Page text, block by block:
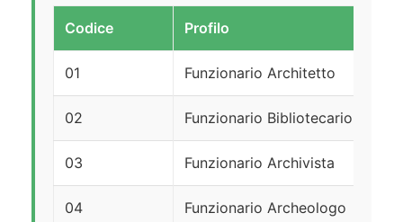
Codice Profilo
01 Funzionario Architetto
02 Funzionario Bibliotecario
03 Funzionario Archivista
04 Funzionario Archeologo